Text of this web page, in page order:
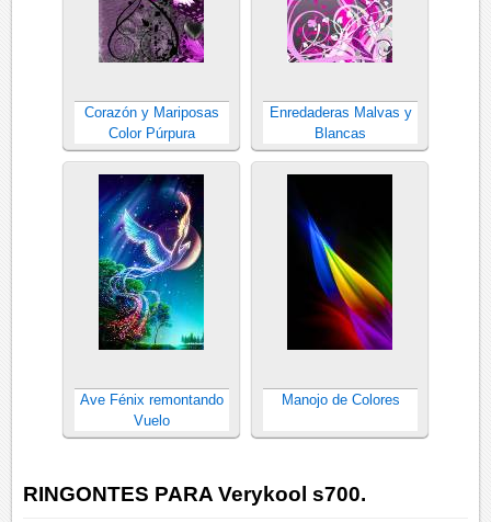
Corazón y Mariposas
Color Púrpura
Enredaderas Malvas y
Blancas
Ave Fénix remontando
Vuelo
Manojo de Colores
RINGONTES PARA Verykool s700.